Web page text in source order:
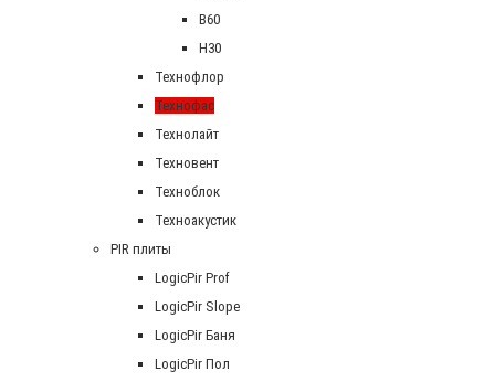
В60
Н30
Технофлор
Технофас
Технолайт
Техновент
Техноблок
Техноакустик
PIR плиты
LogicPir Prof
LogicPir Slope
LogicPir Баня
LogicPir Пол